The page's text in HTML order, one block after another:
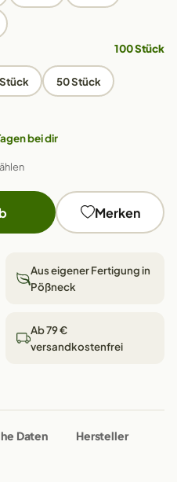
100 Stück
50 Stück
bei dir
Merken
Aus eigener Fertigung in
Pößneck
Ab 79 €
versandkostenfrei
Daten Hersteller